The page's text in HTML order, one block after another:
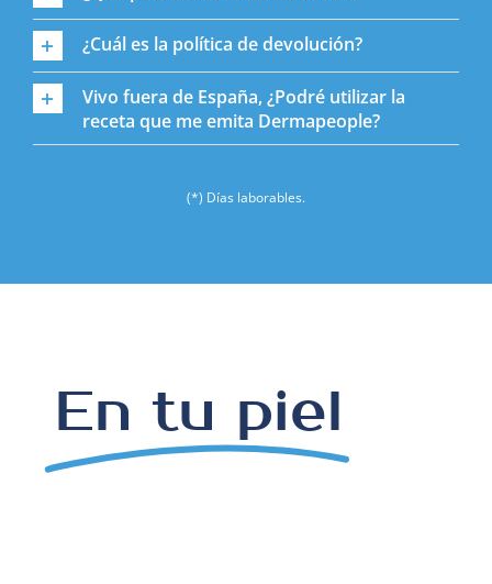
¿Cuál es la política de devolución?
Vivo fuera de España, ¿Podré utilizar la
receta que me emita Dermapeople?
(*) Días laborables.
En tu piel